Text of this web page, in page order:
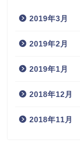
2019年3月
2019年2月
2019年1月
2018年12月
2018年11月